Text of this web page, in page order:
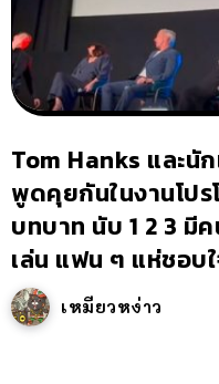
Tom Hanks และนั
พูดคุยกันในงานโป
บทบาท นับ 1 2 3 มี
เล่น แฟน ๆ แห่ชอบ
เหมียวหง่าว